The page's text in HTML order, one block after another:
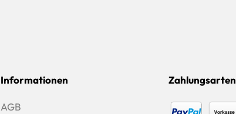
Informationen
AGB
Zahlungsarten